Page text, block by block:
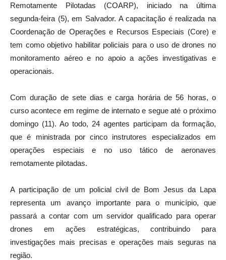
Remotamente Pilotadas (COARP), iniciado na última
segunda-feira (5), em Salvador. A capacitação é realizada na
Coordenação de Operações e Recursos Especiais (Core) e
tem como objetivo habilitar policiais para o uso de drones no
monitoramento aéreo e no apoio a ações investigativas e
operacionais.
Com duração de sete dias e carga horária de 56 horas, o
curso acontece em regime de internato e segue até o próximo
domingo (11). Ao todo, 24 agentes participam da formação,
que é ministrada por cinco instrutores especializados em
operações especiais e no uso tático de aeronaves
remotamente pilotadas.
A participação de um policial civil de Bom Jesus da Lapa
representa um avanço importante para o município, que
passará a contar com um servidor qualificado para operar
drones em ações estratégicas, contribuindo para
investigações mais precisas e operações mais seguras na
região.